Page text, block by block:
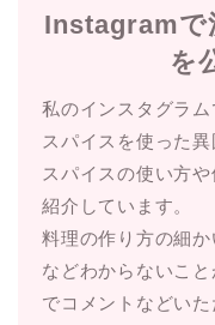
Instagramで
を
私のインスタグラ
スパイスを使った
スパイスの使い方
紹介しています。
料理の作り方の細
などわからないこ
でコメントなどい